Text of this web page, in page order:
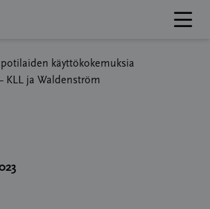
potilaiden käyttökokemuksia
KLL ja Waldenström